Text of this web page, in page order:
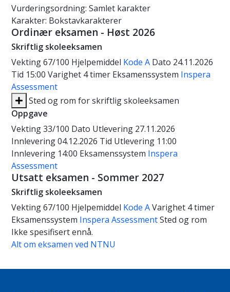
Vurderingsordning: Samlet karakter
Karakter: Bokstavkarakterer
Ordinær eksamen - Høst 2026
Skriftlig skoleeksamen
Vekting67/100 Hjelpemiddel Kode A Dato 24.11.2026
Tid 15:00 Varighet 4 timer Eksamenssystem Inspera
Assessment
Sted og rom for skriftlig skoleeksamen
Oppgave
Vekting33/100 Dato Utlevering 27.11.2026
Innlevering 04.12.2026 Tid Utlevering 11:00
Innlevering 14:00 Eksamenssystem Inspera
Assessment
Utsatt eksamen - Sommer 2027
Skriftlig skoleeksamen
Vekting67/100 Hjelpemiddel Kode AVarighet 4 timer
Eksamenssystem Inspera AssessmentSted og rom
Ikke spesifisert ennå.
Alt om eksamen ved NTNU